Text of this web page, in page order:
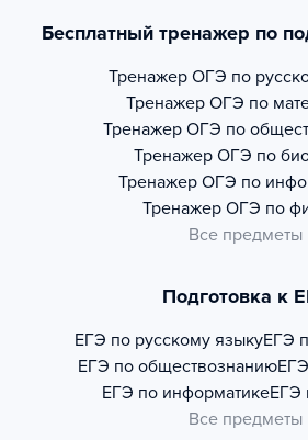
Бесплатный тренажер по
Тренажер ОГЭ по
Тренажер ОГЭ по
Тренажер ОГЭ по
Тренажер ОГЭ по
Тренажер ОГЭ по
Тренажер ОГЭ по
Все предметы
Подготовка к
ЕГЭ по русскому языкуЕГЭ
ЕГЭ по обществознанию
ЕГЭ по информатикеЕГЭ
Все предметы